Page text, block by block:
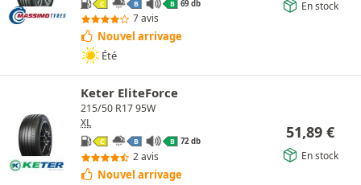
C B B 69 db
7 avis
Nouvel arrivage
Été
En stock
Keter EliteForce
215/50 R17 95W
XL
C B B 72 db
2 avis
Nouvel arrivage
51,89 €
En stock